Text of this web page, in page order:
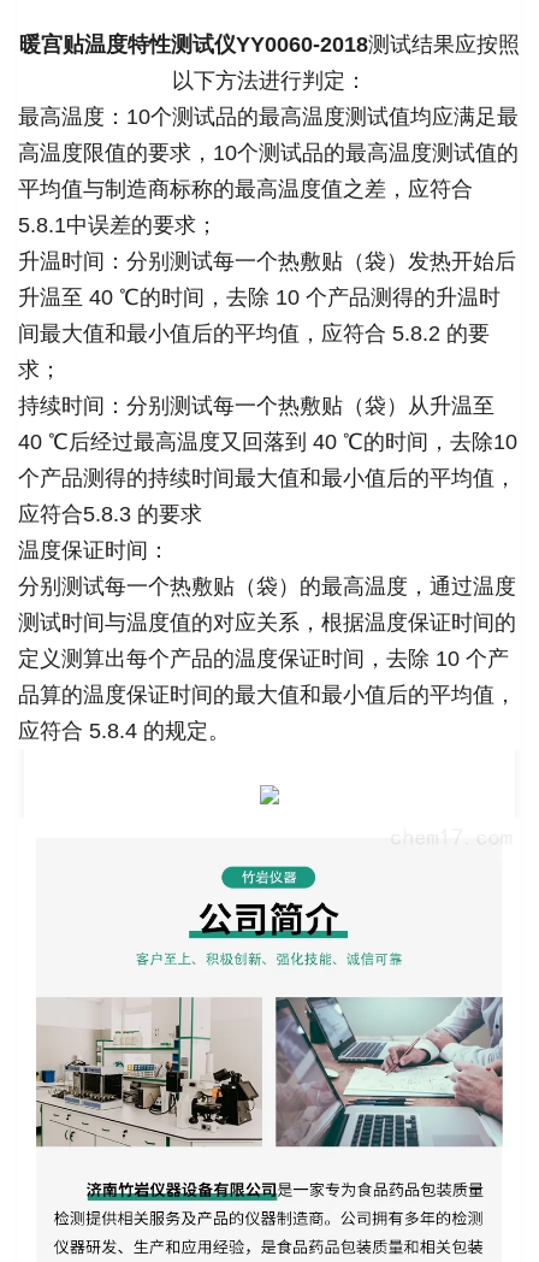
暖宫贴温度特性测试仪YY0060-2018测试结果应按照
以下方法进行判定：
最高温度：10个测试品的最高温度测试值均应满足最
高温度限值的要求，10个测试品的最高温度测试值的
平均值与制造商标称的最高温度值之差，应符合
5.8.1中误差的要求；
升温时间：分别测试每一个热敷贴（袋）发热开始后
升温至 40 ℃的时间，去除 10 个产品测得的升温时
间最大值和最小值后的平均值，应符合 5.8.2 的要
求；
持续时间：分别测试每一个热敷贴（袋）从升温至
40 ℃后经过最高温度又回落到 40 ℃的时间，去除10
个产品测得的持续时间最大值和最小值后的平均值，
应符合5.8.3 的要求
温度保证时间：
分别测试每一个热敷贴（袋）的最高温度，通过温度
测试时间与温度值的对应关系，根据温度保证时间的
定义测算出每个产品的温度保证时间，去除 10 个产
品算的温度保证时间的最大值和最小值后的平均值，
应符合 5.8.4 的规定。